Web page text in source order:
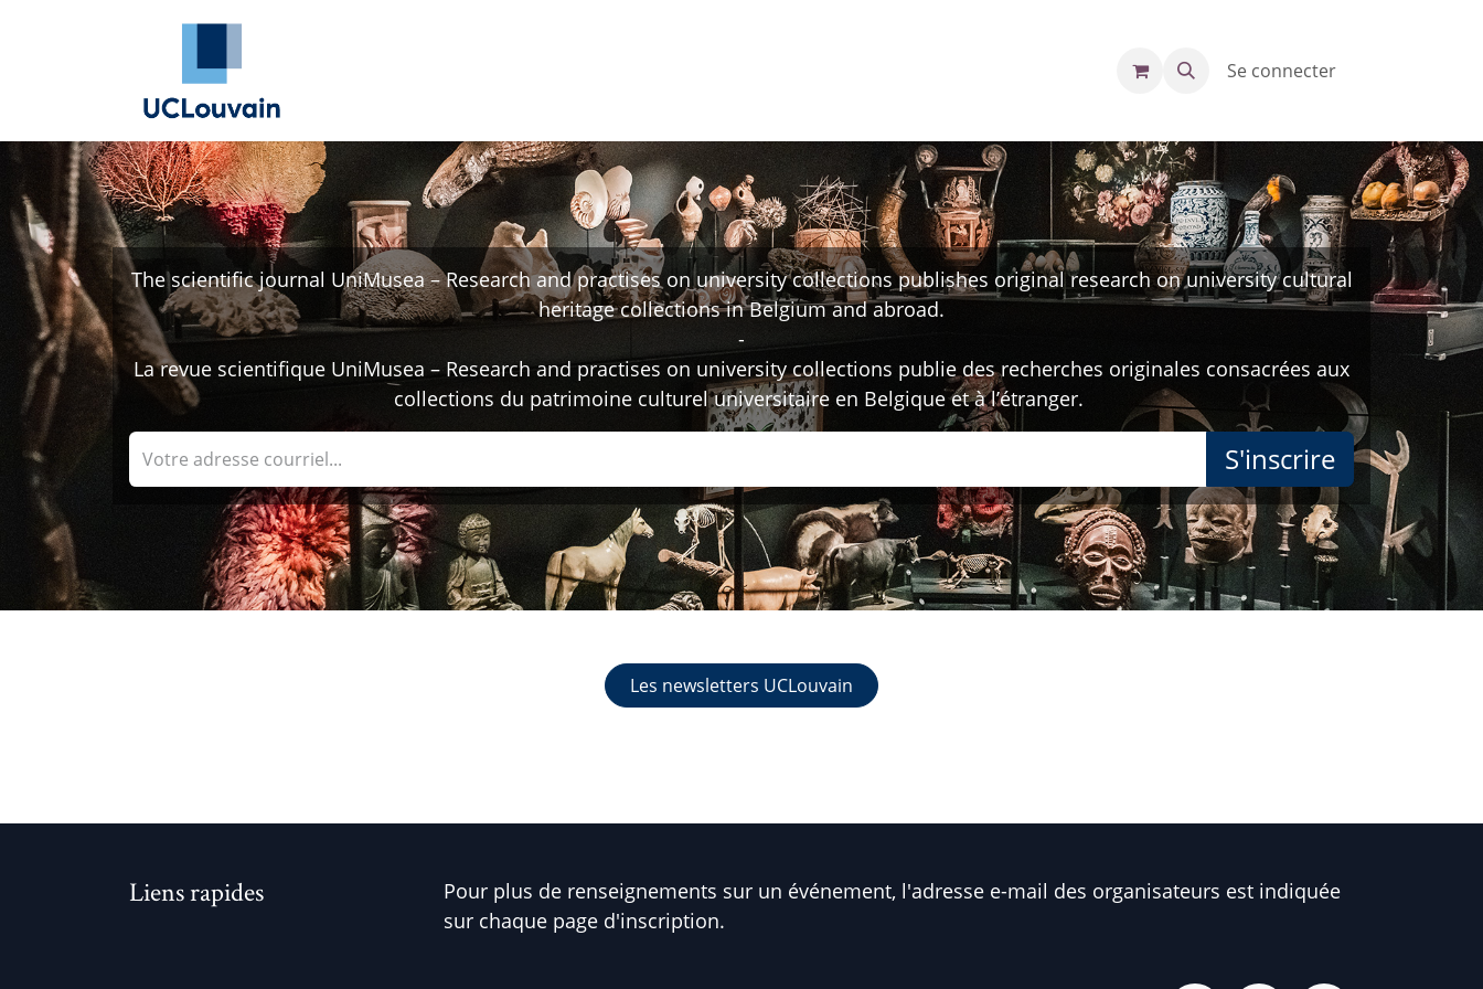
Se rendre au contenu
Se connecter
The scientific journal UniMusea – Research and practises on university collections publishes original research on university cultural
heritage collections in Belgium and abroad.
-
La revue scientifique UniMusea – Research and practises on university collections publie des recherches originales consacrées aux
collections du patrimoine culturel universitaire en Belgique et à l’étranger.
S'inscrire
Les newsletters UCLouvain
Liens rapides
Pour plus de renseignements sur un événement, l'adresse e-mail des organisateurs est indiquée
sur chaque page d'inscription.